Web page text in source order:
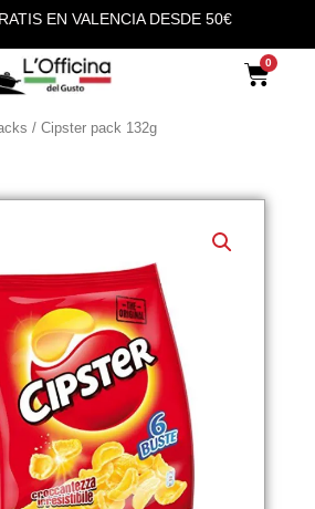
EN VALENCIA DESDE 50€
/ Cipster pack 132g